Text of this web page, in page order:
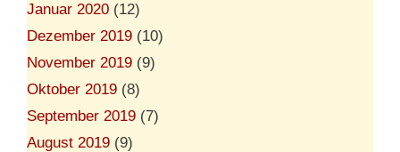
Januar 2020 (12)
Dezember 2019 (10)
November 2019 (9)
Oktober 2019 (8)
September 2019 (7)
August 2019 (9)